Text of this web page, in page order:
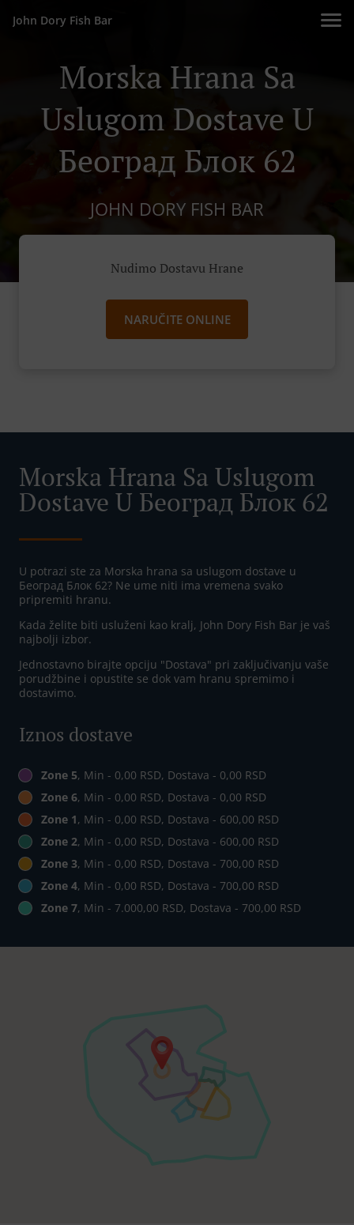
John Dory Fish Bar
Morska Hrana Sa
Uslugom Dostave U
Београд Блок 62
JOHN DORY FISH BAR
Nudimo Dostavu Hrane
NARUČITE ONLINE
Morska Hrana Sa Uslugom
Dostave U Београд Блок 62
U potrazi ste za Morska hrana sa uslugom dostave u
Београд Блок 62? Ne ume niti ima vremena svako
pripremiti hranu.
Kada želite biti usluženi kao kralj, John Dory Fish Bar je vaš
najbolji izbor.
Jednostavno birajte opciju "Dostava" pri zaključivanju vaše
porudžbine i opustite se dok vam hranu spremimo i
dostavimo.
Iznos dostave
Zone 5, Min - 0,00 RSD, Dostava - 0,00 RSD
Zone 6, Min - 0,00 RSD, Dostava - 0,00 RSD
Zone 1, Min - 0,00 RSD, Dostava - 600,00 RSD
Zone 2, Min - 0,00 RSD, Dostava - 600,00 RSD
Zone 3, Min - 0,00 RSD, Dostava - 700,00 RSD
Zone 4, Min - 0,00 RSD, Dostava - 700,00 RSD
Zone 7, Min - 7.000,00 RSD, Dostava - 700,00 RSD